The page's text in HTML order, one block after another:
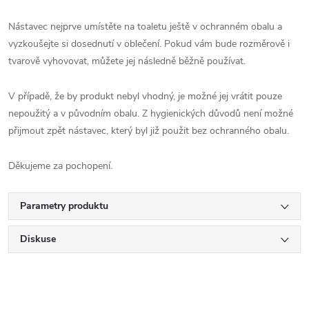
Nástavec nejprve umístěte na toaletu ještě v ochranném obalu a
vyzkoušejte si dosednutí v oblečení. Pokud vám bude rozměrově i
tvarově vyhovovat, můžete jej následně běžně používat.
V případě, že by produkt nebyl vhodný, je možné jej vrátit pouze
nepoužitý a v původním obalu. Z hygienických důvodů není možné
přijmout zpět nástavec, který byl již použit bez ochranného obalu.
Děkujeme za pochopení.
Parametry produktu
Diskuse